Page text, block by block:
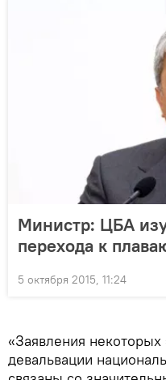
Министр: ЦБА
перехода к
5 октября 2015, 11:24
«Заявления
девальвации